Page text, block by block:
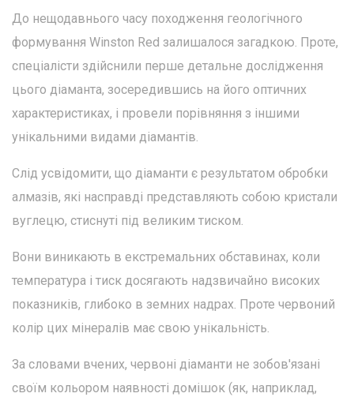
До нещодавнього часу походження геологічного
формування Winston Red залишалося загадкою. Проте,
спеціалісти здійснили перше детальне дослідження
цього діаманта, зосередившись на його оптичних
характеристиках, і провели порівняння з іншими
унікальними видами діамантів.
Слід усвідомити, що діаманти є результатом обробки
алмазів, які насправді представляють собою кристали
вуглецю, стиснуті під великим тиском.
Вони виникають в екстремальних обставинах, коли
температура і тиск досягають надзвичайно високих
показників, глибоко в земних надрах. Проте червоний
колір цих мінералів має свою унікальність.
За словами вчених, червоні діаманти не зобов'язані
своїм кольором наявності домішок (як, наприклад,